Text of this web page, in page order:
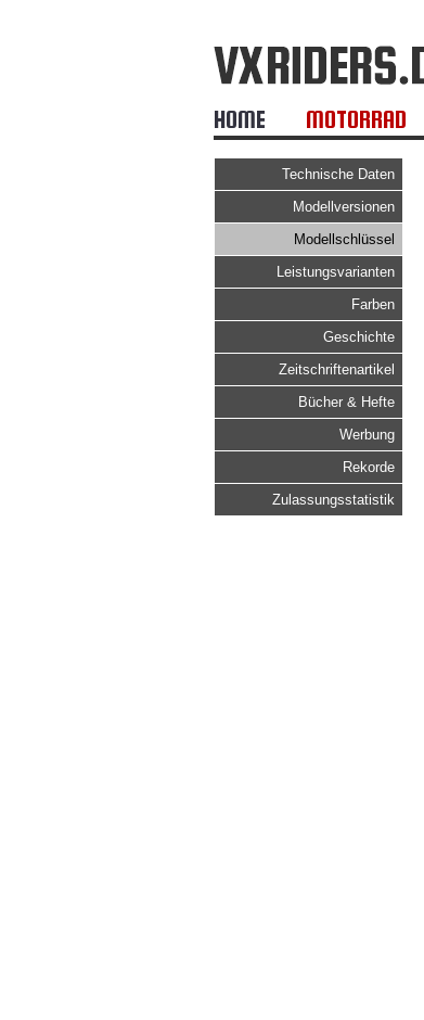
HOME MOTORRAD
Technische Daten
Modellversionen
Modellschlüssel
Leistungsvarianten
Farben
Geschichte
Zeitschriftenartikel
Bücher & Hefte
Werbung
Rekorde
Zulassungsstatistik